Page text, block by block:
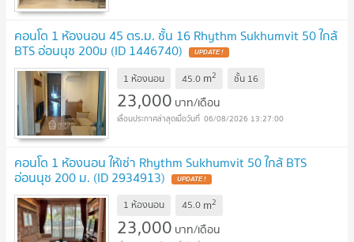
คอนโด 1 ห้องนอน 45 ตร.ม. ชั้น 16 Rhythm Sukhumvit 50 ใกล้
BTS อ่อนนุช 200ม (ID 1446740) UPDATE !
1 ห้องนอน 45.0 m2 ชั้น 16
23,000 บาท/เดือน
06/08/2026 13:27:00
คอนโด 1 ห้องนอน ให้เช่า Rhythm Sukhumvit 50 ใกล้ BTS
อ่อนนุช 200 ม. (ID 2934913) UPDATE !
1 ห้องนอน 45.0 m2
23,000 บาท/เดือน